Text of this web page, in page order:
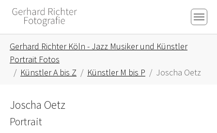
Skip to main content
Skip to page footer
Gerhard Richter Köln - Jazz Musiker und Künstler
Portrait Fotos
Künstler A bis Z
Künstler M bis P Joscha Oetz
Joscha Oetz
Portrait